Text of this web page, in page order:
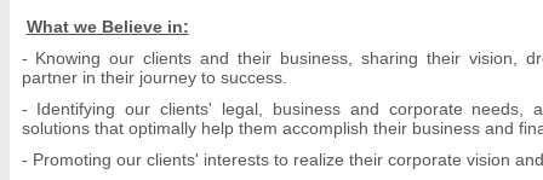
What we Believe in:
- Knowing our clients and their business, sharing their vision,
partner in their journey to success.
- Identifying our clients' legal, business and corporate needs,
solutions that optimally help them accomplish their business and
- Promoting our clients' interests to realize their corporate vision